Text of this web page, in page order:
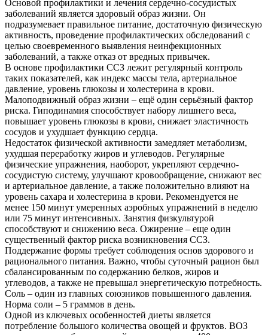
Основой профилактики и лечения сердечно-сосудистых
заболеваний является здоровый образ жизни. Он
подразумевает правильное питание, достаточную физическую
активность, проведение профилактических обследований с
целью своевременного выявления неинфекционных
заболеваний, а также отказ от вредных привычек.
В основе профилактики ССЗ лежит регулярный контроль
таких показателей, как индекс массы тела, артериальное
давление, уровень глюкозы и холестерина в крови.
Малоподвижный образ жизни – ещё один серьёзный фактор
риска. Гиподинамия способствует набору лишнего веса,
повышает уровень глюкозы в крови, снижает эластичность
сосудов и ухудшает функцию сердца.
Недостаток физической активности замедляет метаболизм,
ухудшая переработку жиров и углеводов. Регулярные
физические упражнения, наоборот, укрепляют сердечно-
сосудистую систему, улучшают кровообращение, снижают вес
и артериальное давление, а также положительно влияют на
уровень сахара и холестерина в крови. Рекомендуется не
менее 150 минут умеренных аэробных упражнений в неделю
или 75 минут интенсивных. Занятия физкультурой
способствуют и снижению веса. Ожирение – еще один
существенный фактор риска возникновения ССЗ.
Поддержание формы требует соблюдения основ здорового и
рационального питания. Важно, чтобы суточный рацион был
сбалансированным по содержанию белков, жиров и
углеводов, а также не превышал энергетическую потребность.
Соль – один из главных союзников повышенного давления.
Норма соли – 5 граммов в день.
Одной из ключевых особенностей диеты является
потребление большого количества овощей и фруктов. ВОЗ